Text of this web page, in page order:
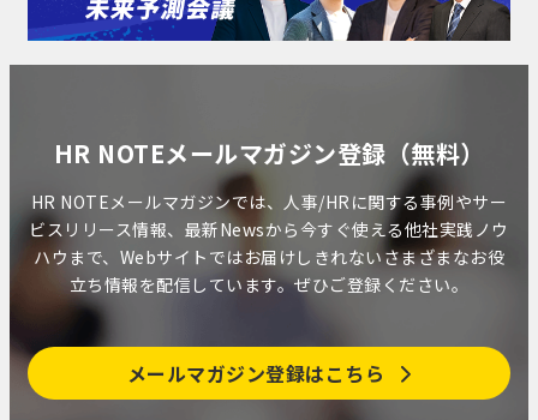
HR NOTEメールマガジン登録（無料）
HR NOTEメールマガジンでは、人事/HRに関する事例やサー
ビスリリース情報、最新Newsから今すぐ使える他社実践ノウ
ハウまで、Webサイトではお届けしきれないさまざまなお役
立ち情報を配信しています。ぜひご登録ください。
メールマガジン登録はこちら